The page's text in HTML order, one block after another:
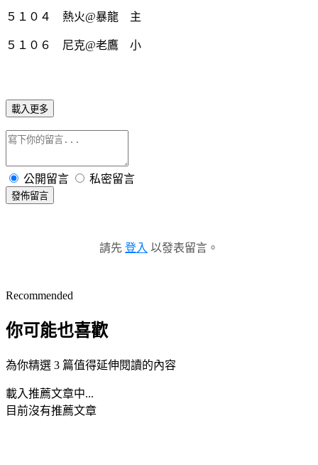
５１０４ 熱火@暴龍 主
５１０６ 尼克@老鷹 小
載入更多
公開留言 私密留言
發佈留言
請先 登入 以發表留言。
Recommended
你可能也喜歡
為你精選 3 篇值得延伸閱讀的內容
載入推薦文章中...
目前沒有推薦文章